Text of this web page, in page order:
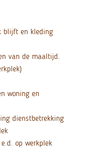
blijft en kleding
van de maaltijd.
woning en
dienstbetrekking
op werkplek